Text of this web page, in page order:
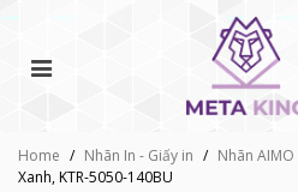
Home / Nhãn In - Giấy in / Nhãn AIMO
Xanh, KTR-5050-140BU